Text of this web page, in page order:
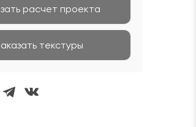
расчет проекта
текстуры